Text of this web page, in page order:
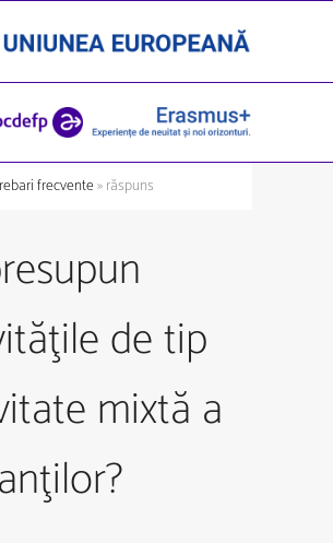
frecvente» răspuns
de tip
mixtă a